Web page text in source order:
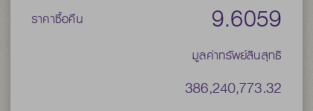
ราคาซื้อคืน 9.6059
มูลค่าทรัพย์สินสุทธิ
386,240,773.32